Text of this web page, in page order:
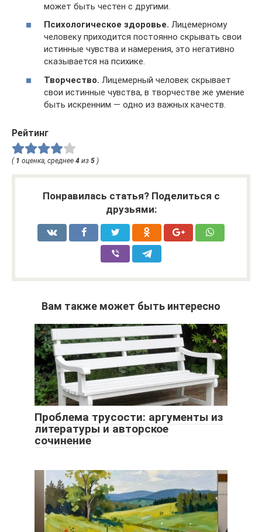
может быть честен с другими.
Психологическое здоровье. Лицемерному
человеку приходится постоянно скрывать свои
истинные чувства и намерения, это негативно
сказывается на психике.
Творчество. Лицемерный человек скрывает
свои истинные чувства, в творчестве же умение
быть искренним — одно из важных качеств.
Рейтинг
( 1 оценка, среднее 4 из 5 )
Понравилась статья? Поделиться с
друзьями:
Вам также может быть интересно
Проблема трусости: аргументы из
литературы и авторское
сочинение